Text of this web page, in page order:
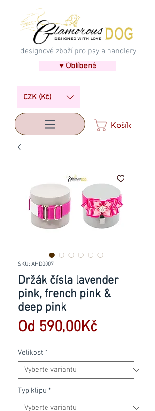
designové zboží pro psy a handlery
♥ Oblíbené
CZK (Kč)
Košík
SKU: AHD0007
Držák čísla lavender
pink, french pink &
deep pink
Od 590,00Kč
Velikost *
Typ klipu *